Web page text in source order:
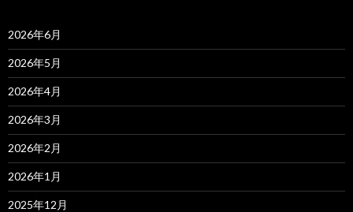
2026年6月
2026年5月
2026年4月
2026年3月
2026年2月
2026年1月
2025年12月